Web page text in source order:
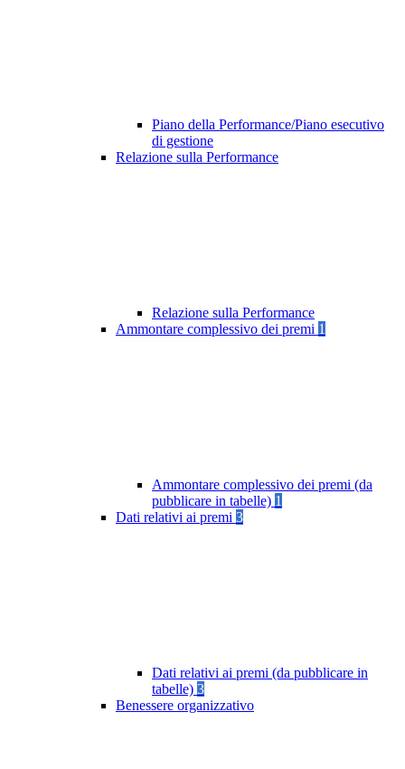
Piano della Performance/Piano esecutivo
di gestione
Relazione sulla Performance
Relazione sulla Performance
Ammontare complessivo dei premi 1
Ammontare complessivo dei premi (da
pubblicare in tabelle) 1
Dati relativi ai premi 3
Dati relativi ai premi (da pubblicare in
tabelle) 3
Benessere organizzativo